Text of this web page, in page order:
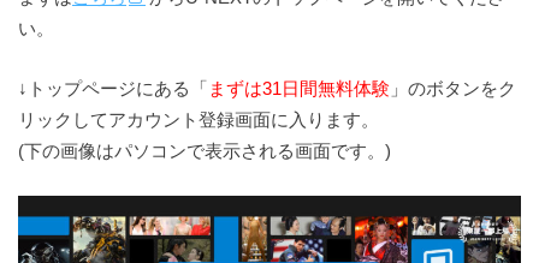
い。
↓トップページにある「 まずは31日間無料体験 」のボタンをク
リックしてアカウント登録画面に入ります。
(下の画像はパソコンで表示される画面です。)